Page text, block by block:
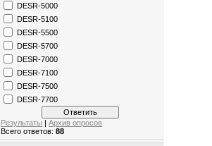
DESR-5000
DESR-5100
DESR-5500
DESR-5700
DESR-7000
DESR-7100
DESR-7500
DESR-7700
Результаты |Архив опросов
Всего ответов:88